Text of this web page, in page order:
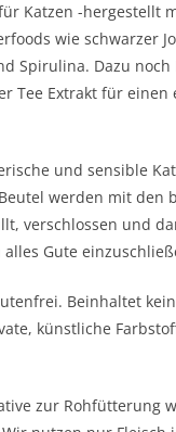
Katzen -hergestellt
wie schwarzer
Spirulina. Dazu noch
Tee Extrakt für einen
und sensible
werden mit den
verschlossen und
Gute
Beinhaltet
künstliche
zur Rohfütterung